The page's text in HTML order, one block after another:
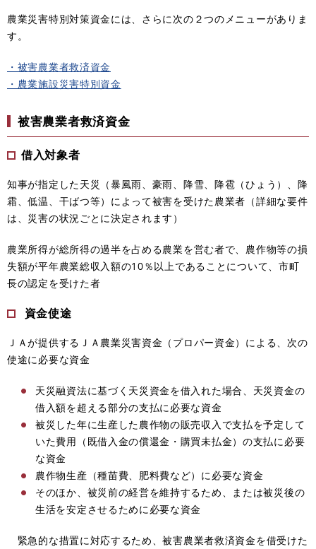
農業災害特別対策資金には、さらに次の２つのメニューがありま
す。
・被害農業者救済資金
・農業施設災害特別資金
被害農業者救済資金
借入対象者
知事が指定した天災（暴風雨、豪雨、降雪、降雹（ひょう）、降
霜、低温、干ばつ等）によって被害を受けた農業者（詳細な要件
は、災害の状況ごとに決定されます）
農業所得が総所得の過半を占める農業を営む者で、農作物等の損
失額が平年農業総収入額の10％以上であることについて、市町
長の認定を受けた者
資金使途
ＪＡが提供するＪＡ農業災害資金（プロパー資金）による、次の
使途に必要な資金
天災融資法に基づく天災資金を借入れた場合、天災資金の
借入額を超える部分の支払に必要な資金
被災した年に生産した農作物の販売収入で支払を予定して
いた費用（既借入金の償還金・購買未払金）の支払に必要
な資金
農作物生産（種苗費、肥料費など）に必要な資金
そのほか、被災前の経営を維持するため、または被災後の
生活を安定させるために必要な資金
緊急的な措置に対応するため、被害農業者救済資金を借受けた